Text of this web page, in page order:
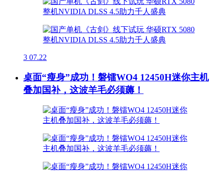
3 07.22
桌面“瘦身”成功！磐镭WO4 12450H迷你主机
叠加国补，这波羊毛必须薅！